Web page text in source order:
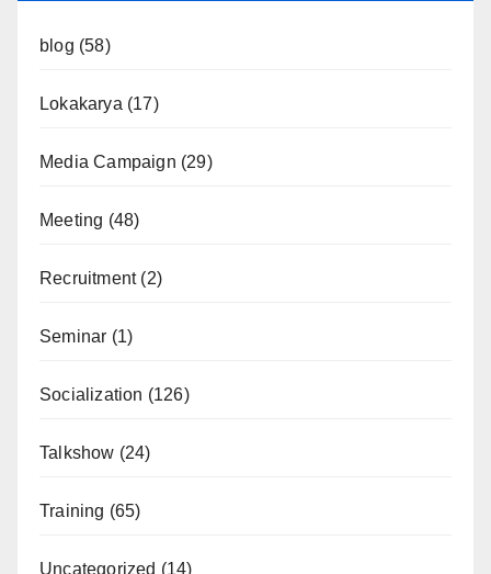
blog (58)
Lokakarya (17)
Media Campaign (29)
Meeting (48)
Recruitment(2)
Seminar (1)
Socialization (126)
Talkshow (24)
Training (65)
Uncategorized (14)